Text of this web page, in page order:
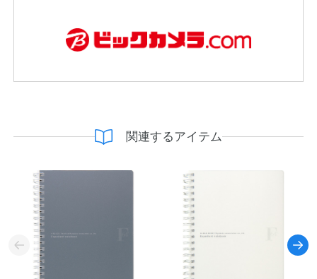
関連するアイテム